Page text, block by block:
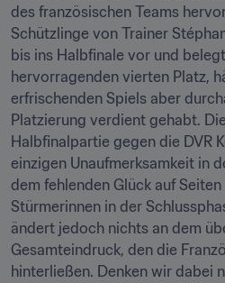
des französischen Teams
Schützlinge von Trainer
bis ins Halbfinale vor und
hervorragenden vierten Platz,
erfrischenden Spiels aber
Platzierung verdient gehabt.
Halbfinalpartie gegen die DVR
einzigen Unaufmerksamkeit in
dem fehlenden Glück auf
Stürmerinnen in der
ändert jedoch nichts an dem
Gesamteindruck, den die
hinterließen. Denken wir dabei